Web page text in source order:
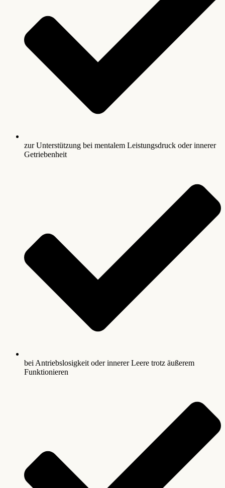
zur Unterstützung bei mentalem Leistungsdruck oder innerer
Getriebenheit
bei Antriebslosigkeit oder innerer Leere trotz äußerem
Funktionieren